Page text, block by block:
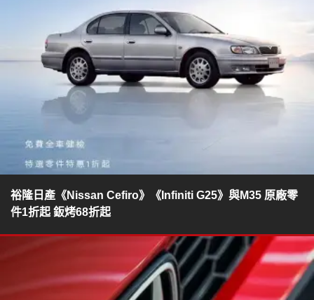
裕隆日產《Nissan Cefiro》《Infiniti G25》與M35 原廠零
件1折起 鈑烤68折起